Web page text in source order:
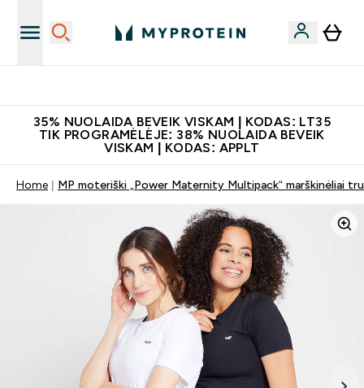
35% NUOLAIDA BEVEIK VISKAM | KODAS: LT35
TIK PROGRAMĖLĖJE: 38% NUOLAIDA BEVEIK
VISKAM | KODAS: APPLT
Home MP moteriški „Power Maternity Multipack“ marškinėliai